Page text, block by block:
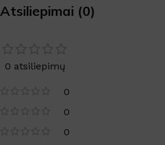
Atsiliepimai (0)
0 atsiliepimų
0
0
0